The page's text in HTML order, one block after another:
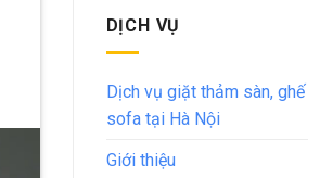
DỊCH VỤ
Dịch vụ giặt thảm sàn, ghế
sofa tại Hà Nội
Giới thiệu